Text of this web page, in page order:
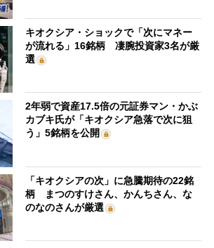
キオクシア・ショックで「次にマネー
が流れる」16銘柄 凄腕投資家3名が厳
選
2年弱で資産17.5倍の元証券マン・かぶ
カブキ氏が「キオクシア急落で次に狙
う」5銘柄を公開
「キオクシアの次」に急騰期待の22銘
柄 まつのすけさん、かんちさん、な
のなのさんが厳選